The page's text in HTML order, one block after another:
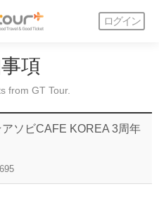
ログイン
項
from GT Tour.
ソビCAFE KOREA 3周年